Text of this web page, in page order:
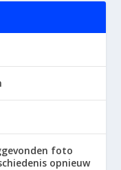
foto
opnieuw